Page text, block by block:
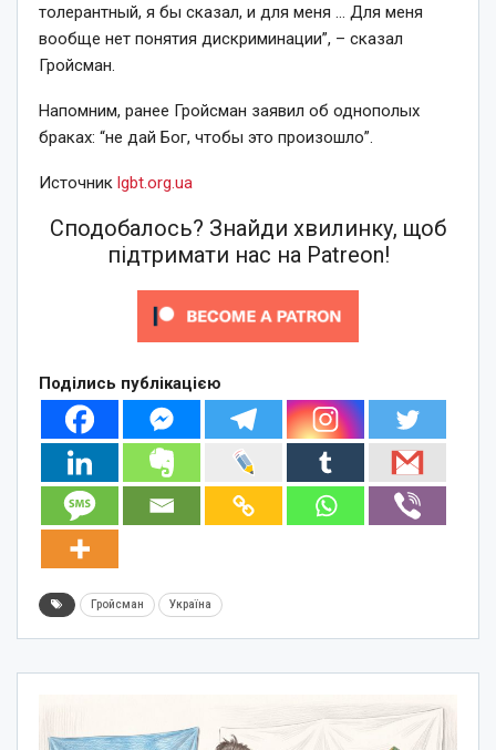
толерантный, я бы сказал, и для меня … Для меня
вообще нет понятия дискриминации”, – сказал
Гройсман.
Напомним, ранее Гройсман заявил об однополых
браках: “не дай Бог, чтобы это произошло”.
Источник lgbt.org.ua
Сподобалось? Знайди хвилинку, щоб
підтримати нас на Patreon!
Поділись публікацією
Гройсман Україна